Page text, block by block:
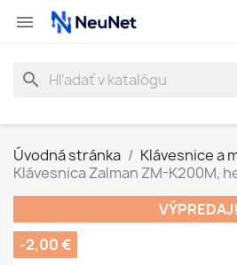

search
Úvodná stránka Klávesnice a
Klávesnica Zalman ZM-K200M,
VÝPREDAJ!
-2,00 €